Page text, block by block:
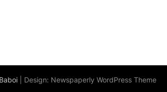
| Design: Newspaperly WordPress Theme